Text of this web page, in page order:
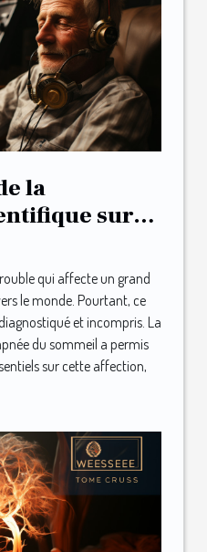
la
sur
qui affecte un grand
le monde. Pourtant, ce
et incompris. La
du sommeil a permis
sur cette affection,